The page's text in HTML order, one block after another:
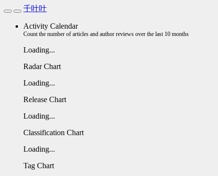
千叶叶
Activity Calendar
Count the number of articles and author reviews over the last 10 months
Loading...
Radar Chart
Loading...
Release Chart
Loading...
Classification Chart
Loading...
Tag Chart